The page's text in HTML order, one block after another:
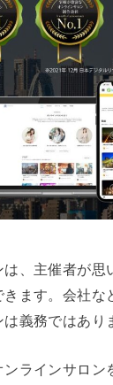
、主催者が思
ます。会社な
義務ではあり
ラインサロン